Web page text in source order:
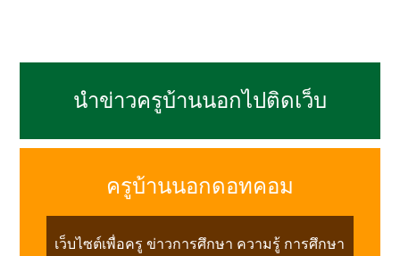
นำข่าวครูบ้านนอกไปติดเว็บ
ครูบ้านนอกดอทคอม
เว็บไซต์เพื่อครู ข่าวการศึกษา ความรู้ การศึกษา